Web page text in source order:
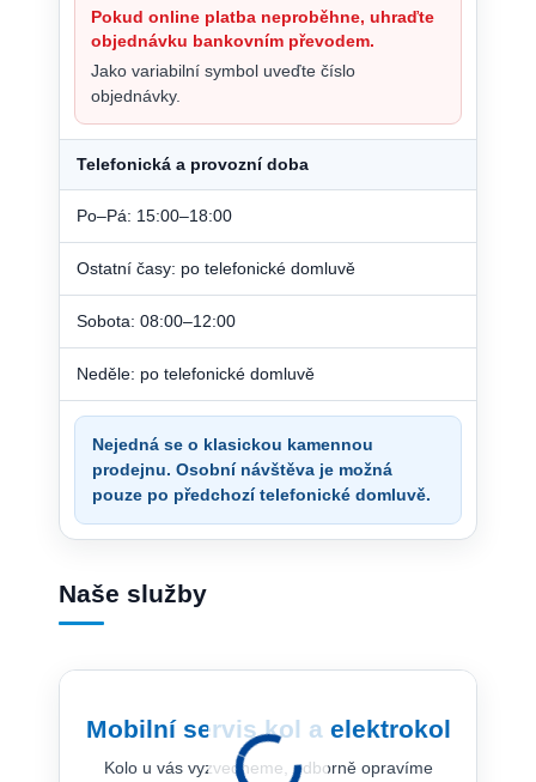
Pokud online platba neproběhne, uhraďte
objednávku bankovním převodem.
Jako variabilní symbol uveďte číslo
objednávky.
Telefonická a provozní doba
Po–Pá: 15:00–18:00
Ostatní časy: po telefonické domluvě
Sobota: 08:00–12:00
Neděle: po telefonické domluvě
Nejedná se o klasickou kamennou
prodejnu. Osobní návštěva je možná
pouze po předchozí telefonické domluvě.
Naše služby
Mobilní servis kol a elektrokol
Kolo u vás vyzvedneme, odborně opravíme